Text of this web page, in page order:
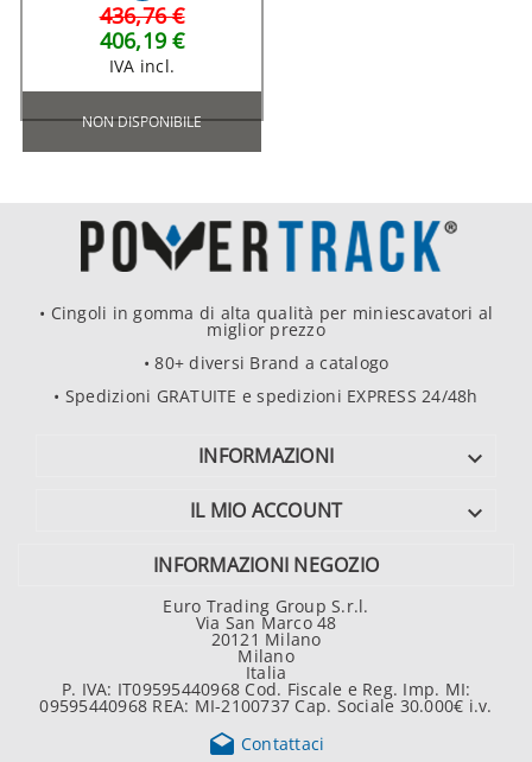
436,76 €
406,19 €
IVA incl.
NON DISPONIBILE
• Cingoli in gomma di alta qualità per miniescavatori al
miglior prezzo
• 80+ diversi Brand a catalogo
• Spedizioni GRATUITE e spedizioni EXPRESS 24/48h
INFORMAZIONI 
IL MIO ACCOUNT 
INFORMAZIONI NEGOZIO
Euro Trading Group S.r.l.
Via San Marco 48
20121 Milano
Milano
Italia
P. IVA: IT09595440968 Cod. Fiscale e Reg. Imp. MI:
09595440968 REA: MI-2100737 Cap. Sociale 30.000€ i.v.
 Contattaci